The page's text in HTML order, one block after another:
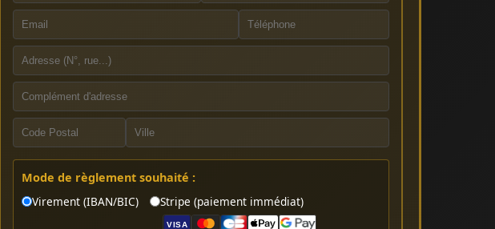
Mode de règlement souhaité :
Virement (IBAN/BIC)
Stripe (paiement immédiat)
VISA